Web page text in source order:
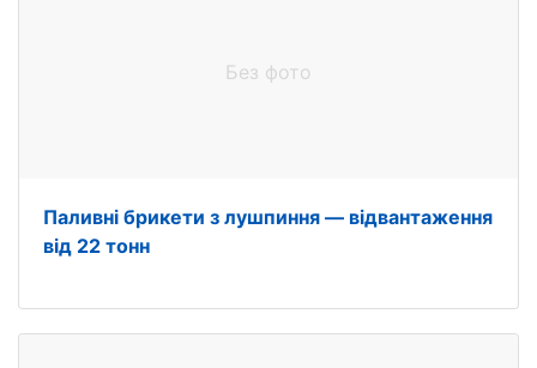
Без фото
Паливні брикети з лушпиння — відвантаження
від 22 тонн